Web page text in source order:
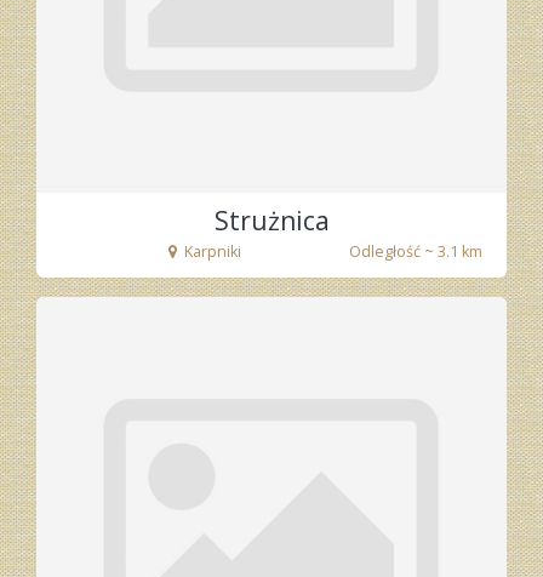
Strużnica
Karpniki Odległość ~ 3.1 km